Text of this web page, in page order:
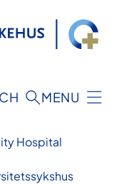
MENU
Hospital